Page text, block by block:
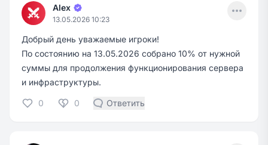
Alex
13.05.2026 10:23
Menu
Добрый день уважаемые игроки!
По состоянию на 13.05.2026 собрано 10% от нужной
суммы для продолжения функционирования сервера
и инфраструктуры.
0 0 Ответить